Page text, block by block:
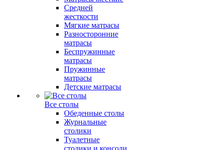
Средней
жесткости
Мягкие матрасы
Разносторонние
матрасы
Беспружинные
матрасы
Пружинные
матрасы
Детские матрасы
Все столы
Обеденные столы
Журнальные
столики
Туалетные
столики и консоли